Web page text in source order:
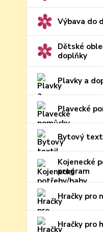
Výbava do
Dětské
doplňky
Plavky a
Plavecké
Bytový
Kojenecké
program
Hračky pro
Hračky pro